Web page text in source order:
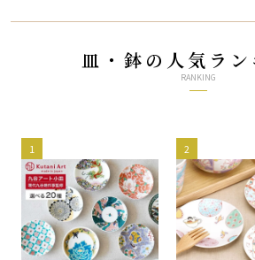
皿・鉢の人気ラン
RANKING
1 2